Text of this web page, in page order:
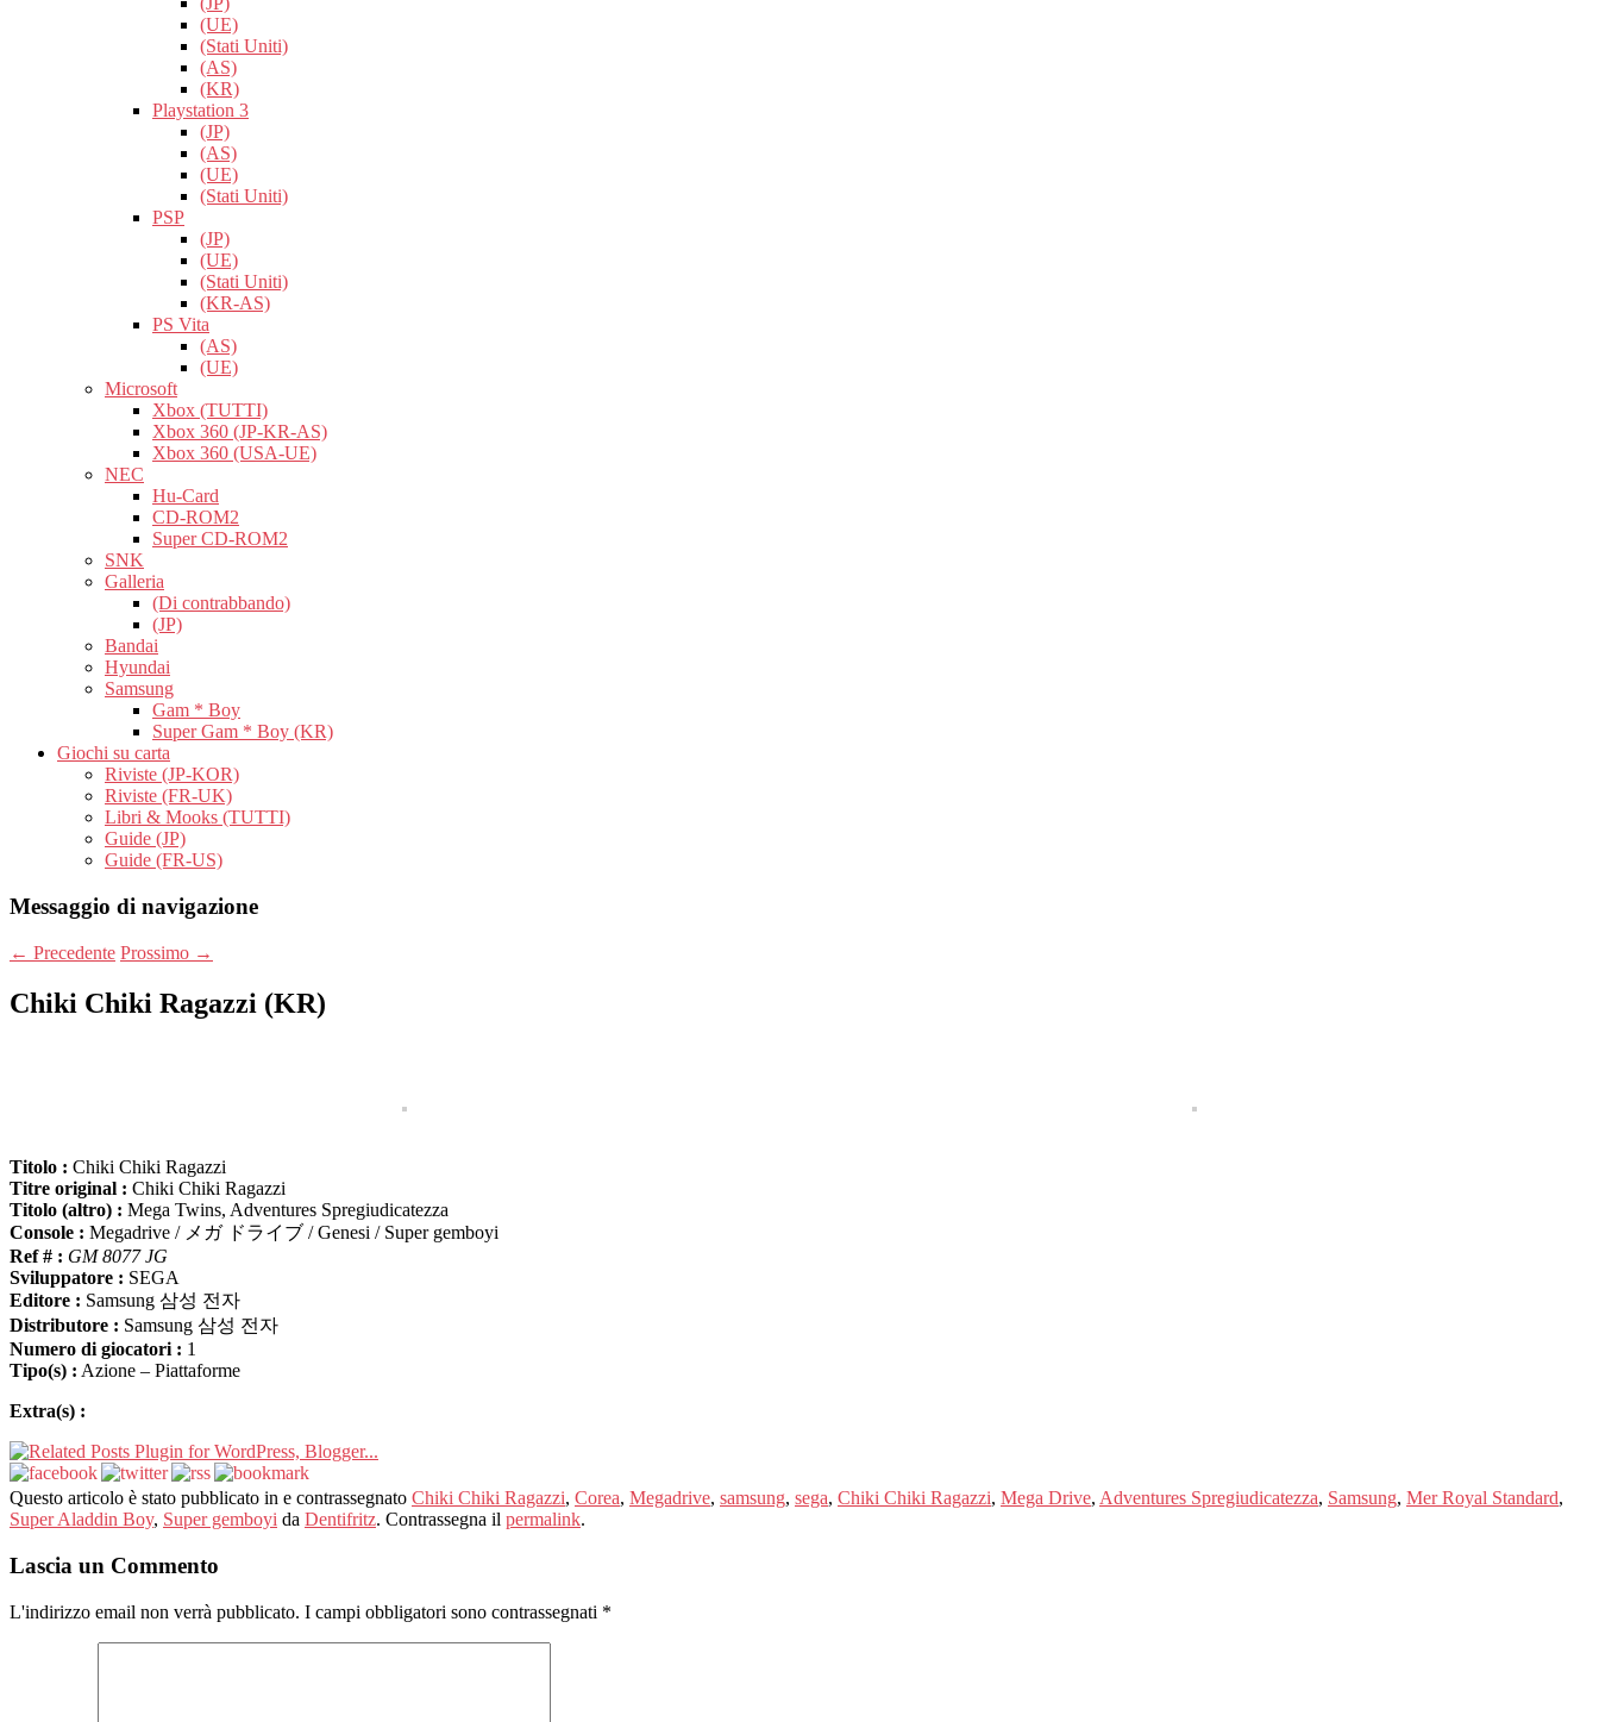
(UE)
(Stati Uniti)
(AS)
(KR)
Playstation 3
(JP)
(AS)
(UE)
(Stati Uniti)
PSP
(JP)
(UE)
(Stati Uniti)
(KR-AS)
PS Vita
(AS)
(UE)
Microsoft
Xbox (TUTTI)
Xbox 360 (JP-KR-AS)
Xbox 360 (USA-UE)
NEC
Hu-Card
CD-ROM2
Super CD-ROM2
SNK
Galleria
(Di contrabbando)
(JP)
Bandai
Hyundai
Samsung
Gam * Boy
Super Gam * Boy (KR)
Giochi su carta
Riviste (JP-KOR)
Riviste (FR-UK)
Libri & Mooks (TUTTI)
Guide (JP)
Guide (FR-US)
Messaggio di navigazione
← Precedente Prossimo →
Chiki Chiki Ragazzi (KR)
Titolo : Chiki Chiki Ragazzi
Titre original : Chiki Chiki Ragazzi
Titolo (altro) : Mega Twins, Adventures Spregiudicatezza
Console : Megadrive / メガ ドライブ / Genesi / Super gemboyi
Ref # : GM 8077 JG
Sviluppatore : SEGA
Editore : Samsung 삼성 전자
Distributore : Samsung 삼성 전자
Numero di giocatori : 1
Tipo(s) : Azione – Piattaforme
Extra(s) :
Questo articolo è stato pubblicato in e contrassegnato Chiki Chiki Ragazzi, Corea, Megadrive, samsung, sega, Chiki Chiki Ragazzi, Mega Drive, Adventures Spregiudicatezza, Samsung, Mer Royal Standard,
Super Aladdin Boy, Super gemboyi da Dentifritz. Contrassegna il permalink.
Lascia un Commento
L'indirizzo email non verrà pubblicato. I campi obbligatori sono contrassegnati *